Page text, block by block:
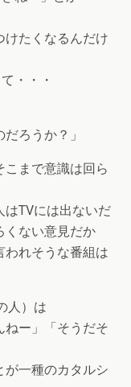
けたくなるんだけ
・・・
ろうか？」
こまで意識は回ら
はTVには出ないだ
くない意見だか
われそうな番組は
人）は
ねー」「そうだそ
が一種のカタルシ